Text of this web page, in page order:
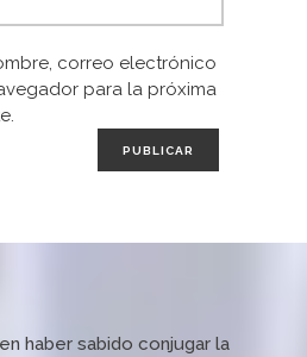
correo electrónico
para la próxima
haber sabido conjugar la